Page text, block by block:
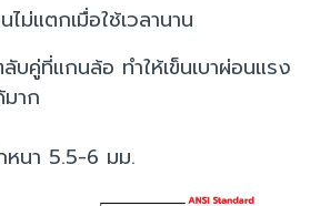
ไม่แตกเมื่อใช้เวลานาน
บคู่ที่แกนล้อ ทำให้เข็นเบาผ่อนแรง
าก
หนา 5.5-6 มม.